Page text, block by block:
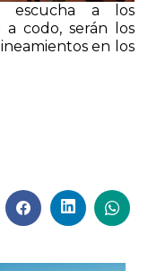
a los
a codo, serán los
en los